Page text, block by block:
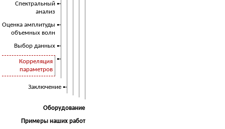
Спектральный
анализ
Оценка амплитуды
объемных волн
Выбор данных
Корреляция
параметров
Заключение
Оборудование
Примеры наших работ